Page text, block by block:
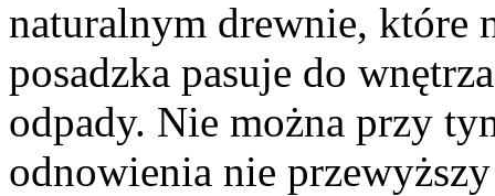
naturalnym drewnie, które
posadzka pasuje do
odpady. Nie można przy
odnowienia nie